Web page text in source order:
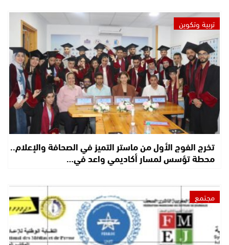
تربية وتكوين
تخرج الفوج الأول من ماستر التميز في الصحافة والإعلام..
محطة تؤسس لمسار أكاديمي واعد في…
مجتمع